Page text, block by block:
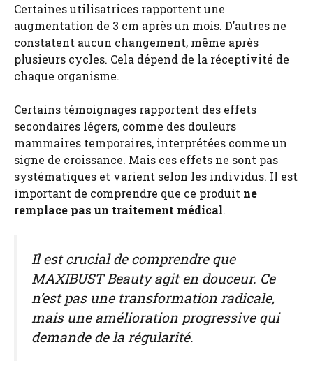
Certaines utilisatrices rapportent une
augmentation de 3 cm après un mois. D’autres ne
constatent aucun changement, même après
plusieurs cycles. Cela dépend de la réceptivité de
chaque organisme.
Certains témoignages rapportent des effets
secondaires légers, comme des douleurs
mammaires temporaires, interprétées comme un
signe de croissance. Mais ces effets ne sont pas
systématiques et varient selon les individus. Il est
important de comprendre que ce produit ne
remplace pas un traitement médical.
Il est crucial de comprendre que
MAXIBUST Beauty agit en douceur. Ce
n’est pas une transformation radicale,
mais une amélioration progressive qui
demande de la régularité.